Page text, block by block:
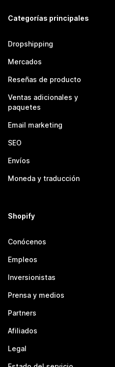
Categorías principales
Dropshipping
Mercados
Reseñas de producto
Ventas adicionales y
paquetes
Email marketing
SEO
Envíos
Moneda y traducción
Shopify
Conócenos
Empleos
Inversionistas
Prensa y medios
Partners
Afiliados
Legal